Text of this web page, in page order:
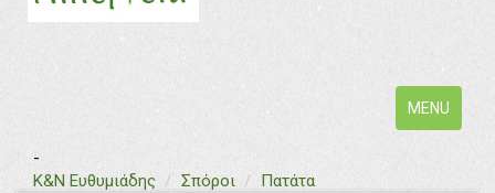
Toggle
navigation
MENU
-
Κ&Ν Ευθυμιάδης textΣπόροι Πατάτα